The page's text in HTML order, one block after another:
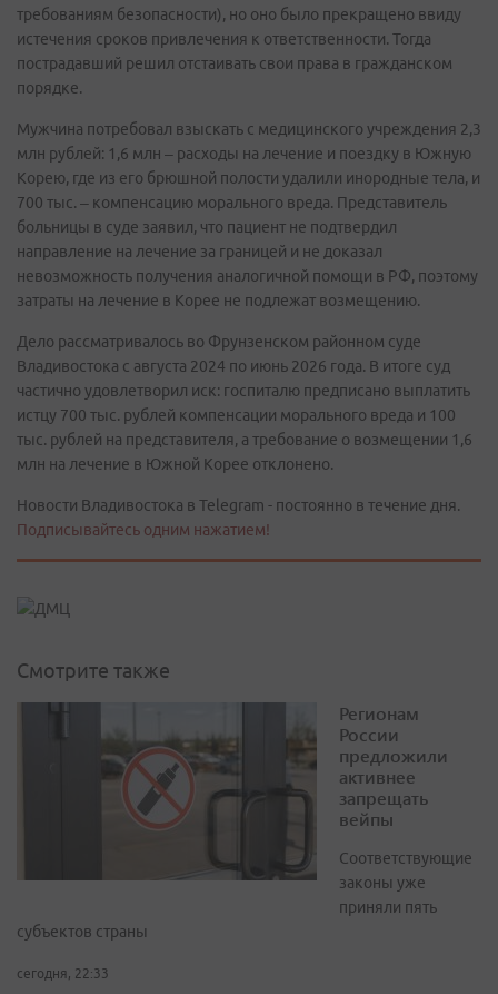
требованиям безопасности), но оно было прекращено ввиду
истечения сроков привлечения к ответственности. Тогда
пострадавший решил отстаивать свои права в гражданском
порядке.
Мужчина потребовал взыскать с медицинского учреждения 2,3
млн рублей: 1,6 млн – расходы на лечение и поездку в Южную
Корею, где из его брюшной полости удалили инородные тела, и
700 тыс. – компенсацию морального вреда. Представитель
больницы в суде заявил, что пациент не подтвердил
направление на лечение за границей и не доказал
невозможность получения аналогичной помощи в РФ, поэтому
затраты на лечение в Корее не подлежат возмещению.
Дело рассматривалось во Фрунзенском районном суде
Владивостока с августа 2024 по июнь 2026 года. В итоге суд
частично удовлетворил иск: госпиталю предписано выплатить
истцу 700 тыс. рублей компенсации морального вреда и 100
тыс. рублей на представителя, а требование о возмещении 1,6
млн на лечение в Южной Корее отклонено.
Новости Владивостока в Telegram - постоянно в течение дня.
Подписывайтесь одним нажатием!
Смотрите также
Регионам
России
предложили
активнее
запрещать
вейпы
Соответствующие
законы уже
приняли пять
субъектов страны
сегодня, 22:33